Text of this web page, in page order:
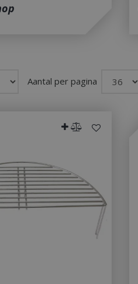
Aantal per pagina
is asssociated with Google
- which is a significant update
although this is customisable by
of Spring 2017 no information is
Google. It appears to store and
om de cookievoorkeuren
te onthouden. De cookie-banner
is noodzakelijk om
wordt gebruikt om de
van de gebruiker en
voor hun interactie met de site
Het registreert gegevens over de
van de bezoeker met betrekking